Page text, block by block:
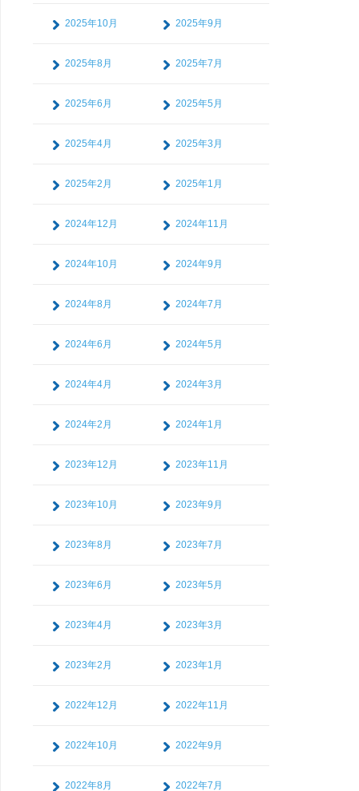
2025年10月 2025年9月
2025年8月 2025年7月
2025年6月 2025年5月
2025年4月 2025年3月
2025年2月 2025年1月
2024年12月 2024年11月
2024年10月 2024年9月
2024年8月 2024年7月
2024年6月 2024年5月
2024年4月 2024年3月
2024年2月 2024年1月
2023年12月 2023年11月
2023年10月 2023年9月
2023年8月 2023年7月
2023年6月 2023年5月
2023年4月 2023年3月
2023年2月 2023年1月
2022年12月 2022年11月
2022年10月 2022年9月
2022年8月 2022年7月